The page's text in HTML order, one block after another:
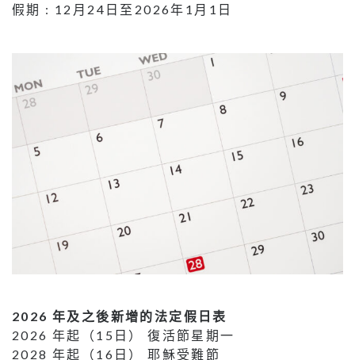
假期 : 12月24日至2026年1月1日
2026 年及之後新增的法定假日表
2026 年起（15日） 復活節星期一
2028 年起（16日） 耶穌受難節